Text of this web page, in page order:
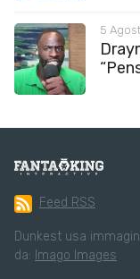
5
Feed RSS
Dunkest usa
da: Imago Images